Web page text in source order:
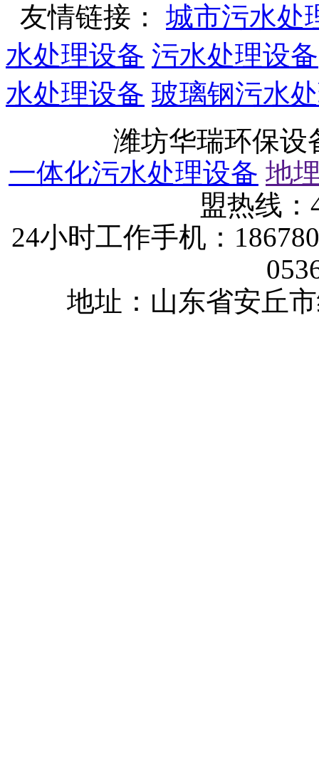
友情链接： 城市污水处
水处理设备 污水处理设备
水处理设备 玻璃钢污水
潍坊华瑞环保
一体化污水处理设备 地
盟热线
24小时工作手机：
地址：山东省安丘